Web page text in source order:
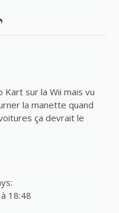
Kart sur la Wii mais vu
la manette quand
ça devrait le
18:48